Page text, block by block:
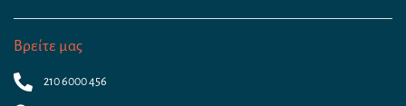
Βρείτε μας
210 6000 456